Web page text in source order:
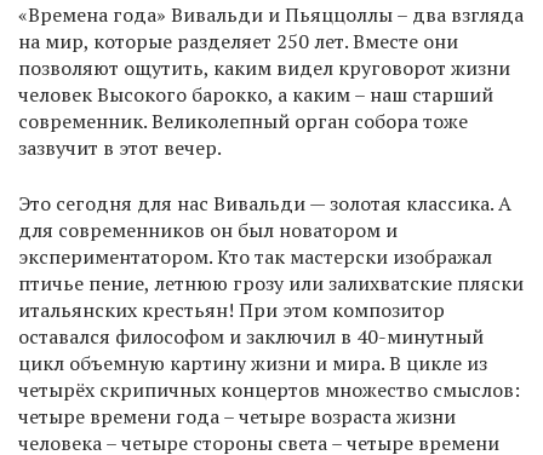
«Времена года» Вивальди и Пьяццоллы – два взгляда
на мир, которые разделяет 250 лет. Вместе они
позволяют ощутить, каким видел круговорот жизни
человек Высокого барокко, а каким – наш старший
современник. Великолепный орган собора тоже
зазвучит в этот вечер.
Это сегодня для нас Вивальди — золотая классика. А
для современников он был новатором и
экспериментатором. Кто так мастерски изображал
птичье пение, летнюю грозу или залихватские пляски
итальянских крестьян! При этом композитор
оставался философом и заключил в 40-минутный
цикл объемную картину жизни и мира. В цикле из
четырёх скрипичных концертов множество смыслов:
четыре времени года – четыре возраста жизни
человека – четыре стороны света – четыре времени